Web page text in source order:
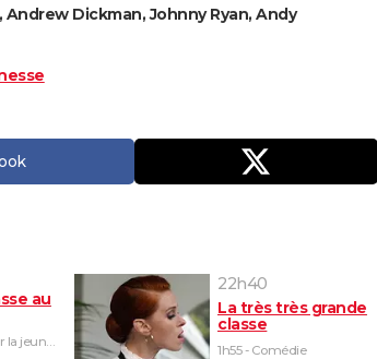
Andrew Dickman, Johnny Ryan, Andy
au
1h30 - Film pour la jeunesse
22h40
La très très grande
classe
1h55 - Comédie